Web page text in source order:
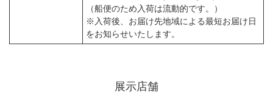
（船便のため入荷は流動的です。）
※入荷後、お届け先地域による最短お届け日
をお知らせいたします。
展示店舗